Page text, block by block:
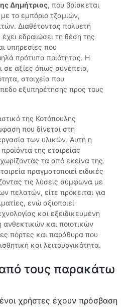
Δημήτριος, που βρίσκεται
το εμπόριο τζαμιών,
Διαθέτοντας πολυετή
εδραιώσει τη θέση της
υπηρεσίες που
πρότυπα ποιότητας. Η
σε αξίες όπως συνέπεια,
στοιχεία που
εξυπηρέτησης προς τους
της Κοτόπουλης
που δίνεται στη
των υλικών. Αυτή η
της εταιρείας
τα από εκείνα της
πραγματοποιεί ειδικές
τις λύσεις σύμφωνα με
πελατών, είτε πρόκειται για
ενώ αξιοποιεί
και εξειδικευμένη
και ποιοτικών
πόρτες και παράθυρα που
και λειτουργικότητα.
τους παρακάτω
χρήστες έχουν πρόσβαση